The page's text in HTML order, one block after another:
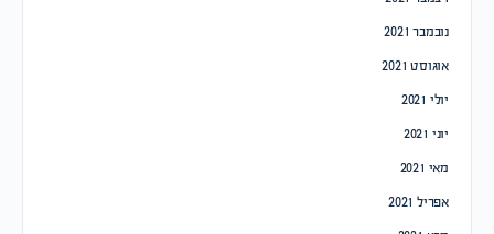
נובמבר 2021
אוגוסט 2021
יולי 2021
יוני 2021
מאי 2021
אפריל 2021